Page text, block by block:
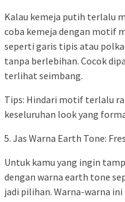
Kalau kemeja putih terlalu
coba kemeja dengan motif
seperti garis tipis atau
tanpa berlebihan. Cocok
terlihat seimbang.
Tips: Hindari motif terlalu
keseluruhan look yang
5. Jas Warna Earth Tone:
Untuk kamu yang ingin
dengan warna earth tone
jadi pilihan. Warna-warna